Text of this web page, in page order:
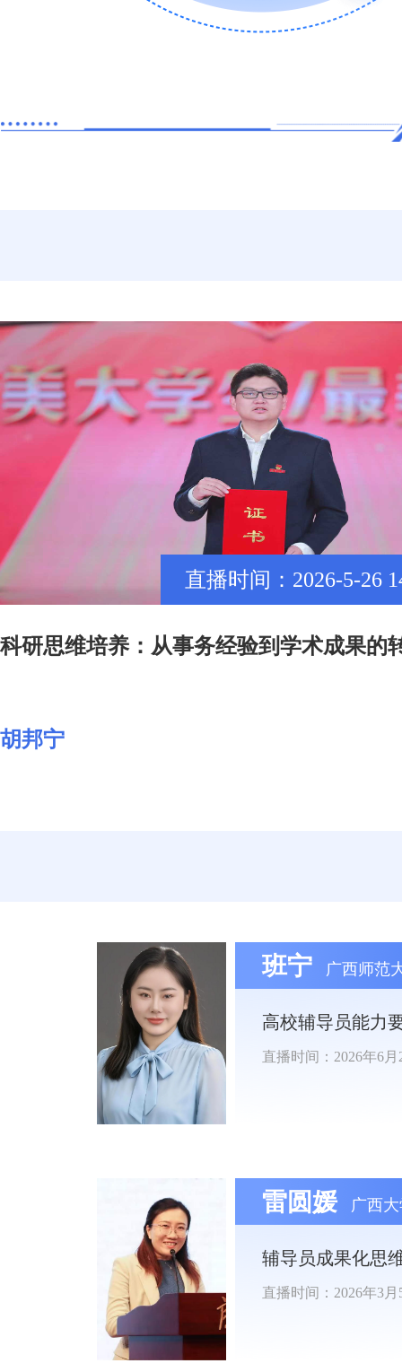
直播时间：2026-5-26
科研思维培养：从事务经验到学术成果的
胡邦宁
班宁 广西师范
高校辅导员能力
直播时间：2026年6
雷圆媛 广西
辅导员成果化思
直播时间：2026年3